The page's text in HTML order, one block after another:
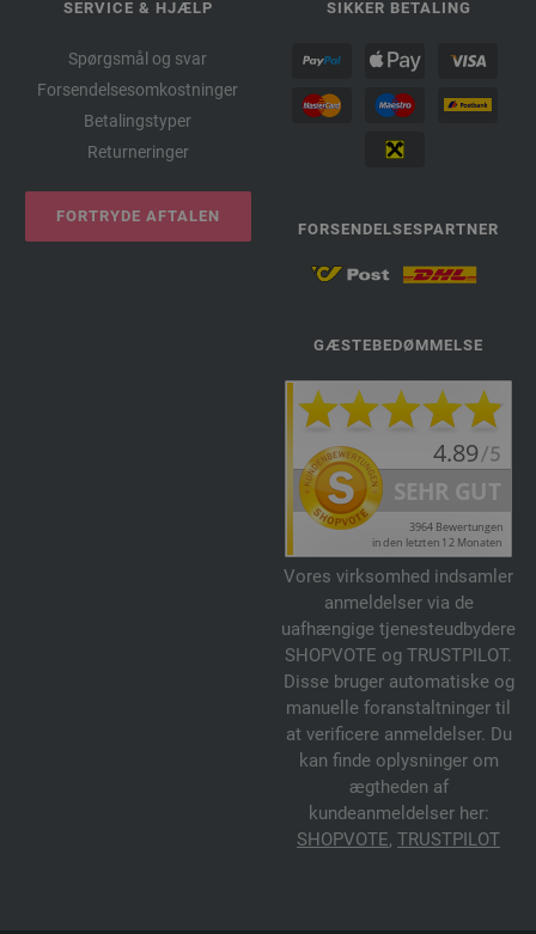
SERVICE & HJÆLP
Spørgsmål og svar
Forsendelsesomkostninger
Betalingstyper
Returneringer
FORTRYDE AFTALEN
SIKKER BETALING
FORSENDELSESPARTNER
GÆSTEBEDØMMELSE
Vores virksomhed indsamler
anmeldelser via de
uafhængige tjenesteudbydere
SHOPVOTE og TRUSTPILOT.
Disse bruger automatiske og
manuelle foranstaltninger til
at verificere anmeldelser. Du
kan finde oplysninger om
ægtheden af
kundeanmeldelser her:
SHOPVOTE, TRUSTPILOT